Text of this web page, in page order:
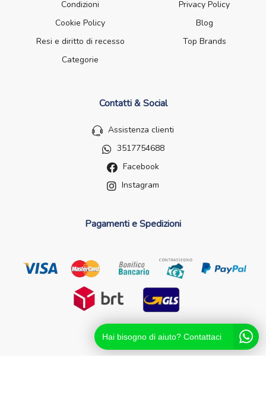
Condizioni
Privacy Policy
Cookie Policy
Blog
Resi e diritto di recesso
Top Brands
Categorie
Contatti & Social
Assistenza clienti
3517754688
Facebook
Instagram
Pagamenti e Spedizioni
Hai bisogno di aiuto? Contattaci